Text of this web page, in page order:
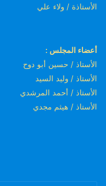
الأستاذة / ولاء علي
أعضاء المجلس :
الأستاذ / حسين أبو دوح
الأستاذ / وليد السيد
الأستاذ / أحمد المرشدي
الأستاذ / هيثم مجدي